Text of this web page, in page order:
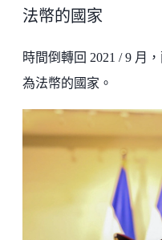
法幣的國家
時間倒轉回 2021 / 9 月
為法幣的國家。